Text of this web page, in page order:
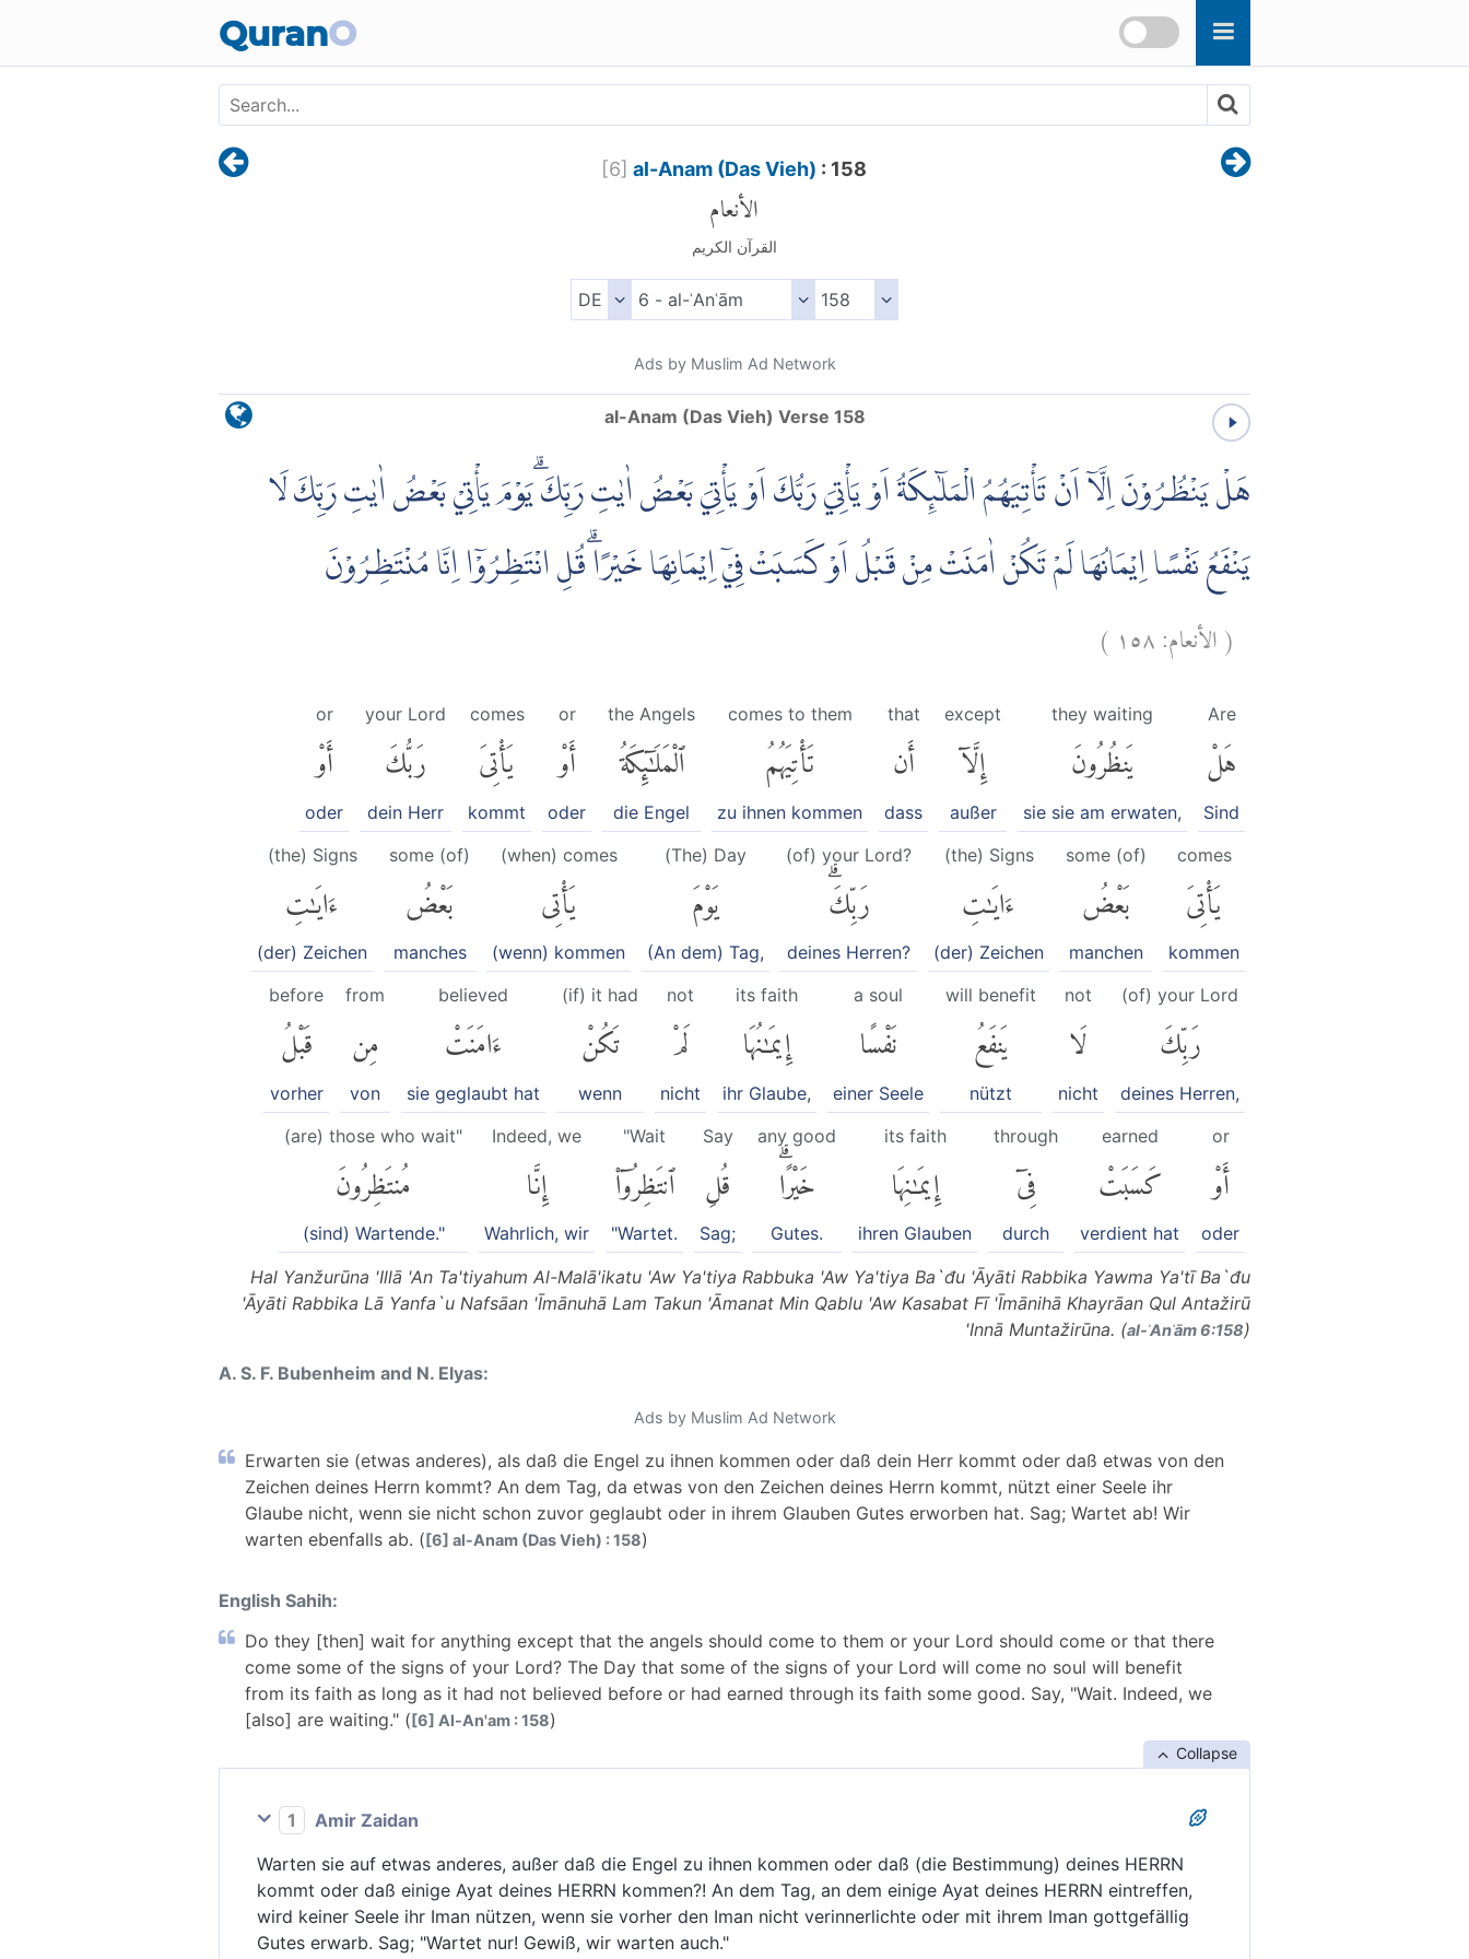
QuranO
[6] al-Anam (Das Vieh) : 158
الأنعام
القرآن الكريم
Ads by Muslim Ad Network
al-Anam (Das Vieh) Verse 158
هَلْ يَنْظُرُوْنَ اِلَّآ اَنْ تَأْتِيَهُمُ الْمَلٰۤىِٕكَةُ اَوْ يَأْتِيَ رَبُّكَ اَوْ يَأْتِيَ بَعْضُ اٰيٰتِ رَبِّكَ ۗيَوْمَ يَأْتِيْ بَعْضُ اٰيٰتِ رَبِّكَ لَا
يَنْفَعُ نَفْسًا اِيْمَانُهَا لَمْ تَكُنْ اٰمَنَتْ مِنْ قَبْلُ اَوْ كَسَبَتْ فِيْٓ اِيْمَانِهَا خَيْرًاۗ قُلِ انْتَظِرُوْٓا اِنَّا مُنْتَظِرُوْنَ
(الأنعام:١٥٨ )
Are
هَلْ
Sind
they waiting
يَنظُرُونَ
sie sie am erwaten,
except
إِلَّآ
außer
that
أَن
dass
comes to them
تَأْتِيَهُمُ
zu ihnen kommen
the Angels
ٱلْمَلَٰٓئِكَةُ
die Engel
or
أَوْ
oder
comes
يَأْتِىَ
kommt
your Lord
رَبُّكَ
dein Herr
or
أَوْ
oder
comes
يَأْتِىَ
kommen
some (of)
بَعْضُ
manchen
(the) Signs
ءَايَٰتِ
(der) Zeichen
(of) your Lord?
رَبِّكَۗ
deines Herren?
(The) Day
يَوْمَ
(An dem) Tag,
(when) comes
يَأْتِى
(wenn) kommen
some (of)
بَعْضُ
manches
(the) Signs
ءَايَٰتِ
(der) Zeichen
(of) your Lord
رَبِّكَ
deines Herren,
not
لَا
nicht
will benefit
يَنفَعُ
nützt
a soul
نَفْسًا
einer Seele
its faith
إِيمَٰنُهَا
ihr Glaube,
not
لَمْ
nicht
(if) it had
تَكُنْ
wenn
believed
ءَامَنَتْ
sie geglaubt hat
from
مِن
von
before
قَبْلُ
vorher
or
أَوْ
oder
earned
كَسَبَتْ
verdient hat
through
فِىٓ
durch
its faith
إِيمَٰنِهَا
ihren Glauben
any good
خَيْرًاۗ
Gutes.
Say
قُلِ
Sag;
"Wait
ٱنتَظِرُوٓا۟
"Wartet.
Indeed, we
إِنَّا
Wahrlich, wir
(are) those who wait"
مُنتَظِرُونَ
(sind) Wartende."
Hal Yanžurūna 'Illā 'An Ta'tiyahum Al-Malā'ikatu 'Aw Ya'tiya Rabbuka 'Aw Ya'tiya Ba`đu 'Āyāti Rabbika Yawma Ya'tī Ba`đu
'Āyāti Rabbika Lā Yanfa`u Nafsāan 'Īmānuhā Lam Takun 'Āmanat Min Qablu 'Aw Kasabat Fī 'Īmānihā Khayrāan Qul Antažirū
'Innā Muntažirūna. (al-ʾAnʿām 6:158)
A. S. F. Bubenheim and N. Elyas:
Ads by Muslim Ad Network
Erwarten sie (etwas anderes), als daß die Engel zu ihnen kommen oder daß dein Herr kommt oder daß etwas von den
Zeichen deines Herrn kommt? An dem Tag, da etwas von den Zeichen deines Herrn kommt, nützt einer Seele ihr
Glaube nicht, wenn sie nicht schon zuvor geglaubt oder in ihrem Glauben Gutes erworben hat. Sag; Wartet ab! Wir
warten ebenfalls ab. ([6] al-Anam (Das Vieh) : 158)
English Sahih:
Do they [then] wait for anything except that the angels should come to them or your Lord should come or that there
come some of the signs of your Lord? The Day that some of the signs of your Lord will come no soul will benefit
from its faith as long as it had not believed before or had earned through its faith some good. Say, "Wait. Indeed, we
[also] are waiting." ([6] Al-An'am : 158)
Collapse
1
Amir Zaidan
Warten sie auf etwas anderes, außer daß die Engel zu ihnen kommen oder daß (die Bestimmung) deines HERRN
kommt oder daß einige Ayat deines HERRN kommen?! An dem Tag, an dem einige Ayat deines HERRN eintreffen,
wird keiner Seele ihr Iman nützen, wenn sie vorher den Iman nicht verinnerlichte oder mit ihrem Iman gottgefällig
Gutes erwarb. Sag; "Wartet nur! Gewiß, wir warten auch."